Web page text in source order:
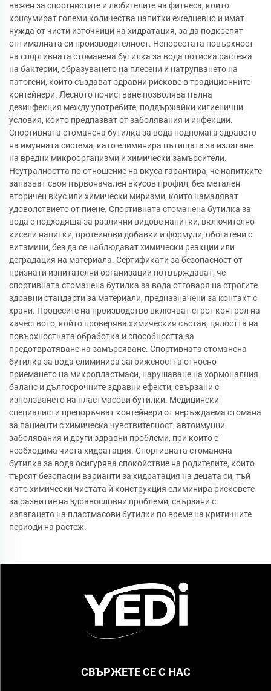
важен за спортнистите и любителите на фитнеса, които
консумират големи количества напитки ежедневно и имат
нужда от чисти източници на хидратация, за да подкрепят
оптималната си производителност. Непорестата повърхност
на спортивната стоманена бутилка за вода потиска растежа
на бактерии, образуването на плесени и натрупването на
патогени, които създават здравни рискове в традиционните
контейнери. Лесното почистване позволява пълна
дезинфекция между употребите, поддържайки хигиенични
условия, които предпазват от заболявания и инфекции.
Спортивната стоманена бутилка за вода подпомага здравето
на имунната система, като елиминира пътищата за излагане
на вредни микроорганизми и химически замърсители.
Неутралността по отношение на вкуса гарантира, че напитките
запазват своя първоначален вкусов профил, без метален
вторичен вкус или химически миризми, които намаляват
удоволствието от пиене. Спортивната стоманена бутилка за
вода е подходяща за различни видове напитки, включително
кисели напитки, протеинови добавки и формули, обогатени с
витамини, без да се наблюдават химически реакции или
деградация на материала. Сертификати за безопасност от
признати изпитателни организации потвърждават, че
спортивната стоманена бутилка за вода отговаря на строгите
здравни стандарти за материали, предназначени за контакт с
храни. Процесите на производство включват строг контрол на
качеството, който проверява химическия състав, цялостта на
повърхностната обработка и способността за
предотвратяване на замърсяване. Спортивната стоманена
бутилка за вода елиминира загрижеността относно
приемането на микропластмаси, нарушаване на хормоналния
баланс и дългосрочните здравни ефекти, свързани с
използването на пластмасови бутилки. Медицински
специалисти препоръчват контейнери от неръждаема стомана
за пациенти с химическа чувствителност, автоимунни
заболявания и други здравни проблеми, при които е
необходима чиста хидратация. Спортивната стоманена
бутилка за вода осигурява спокойствие на родителите, които
търсят безопасни варианти за хидратация на децата си, тъй
като химически чистата ѝ конструкция елиминира рисковете
за развитие на здравословни проблеми, свързани с
излагането на пластмасови бутилки по време на критичните
периоди на растеж.
СВЪРЖЕТЕ СЕ С НАС